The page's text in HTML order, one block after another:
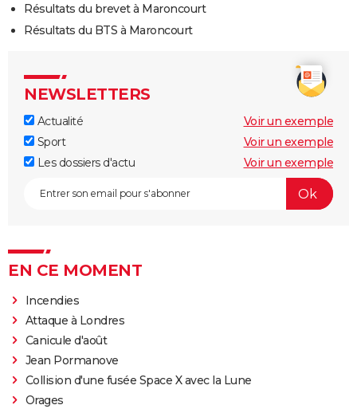
Résultats du brevet à Maroncourt
Résultats du BTS à Maroncourt
NEWSLETTERS
Actualité
Voir un exemple
Sport
Voir un exemple
Les dossiers d'actu
Voir un exemple
EN CE MOMENT
Incendies
Attaque à Londres
Canicule d'août
Jean Pormanove
Collision d'une fusée Space X avec la Lune
Orages